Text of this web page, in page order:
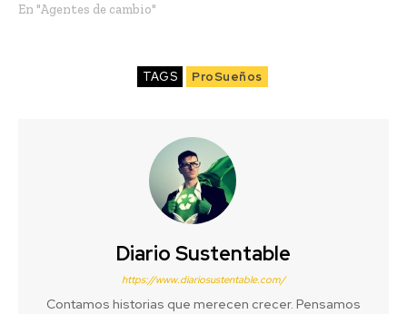
En "Agentes de cambio"
TAGS ProSueños
Diario Sustentable
https://www.diariosustentable.com/
Contamos historias que merecen crecer. Pensamos